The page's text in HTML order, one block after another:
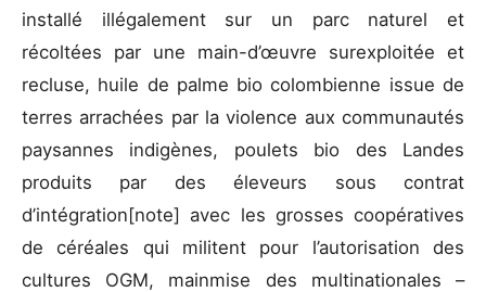
installé illégalement sur un parc naturel et
récoltées par une main-d’œuvre surexploitée et
recluse, huile de palme bio colombienne issue de
terres arrachées par la violence aux communautés
paysannes indigènes, poulets bio des Landes
produits par des éleveurs sous contrat
d’intégration[note] avec les grosses coopératives
de céréales qui militent pour l’autorisation des
cultures OGM, mainmise des multinationales –